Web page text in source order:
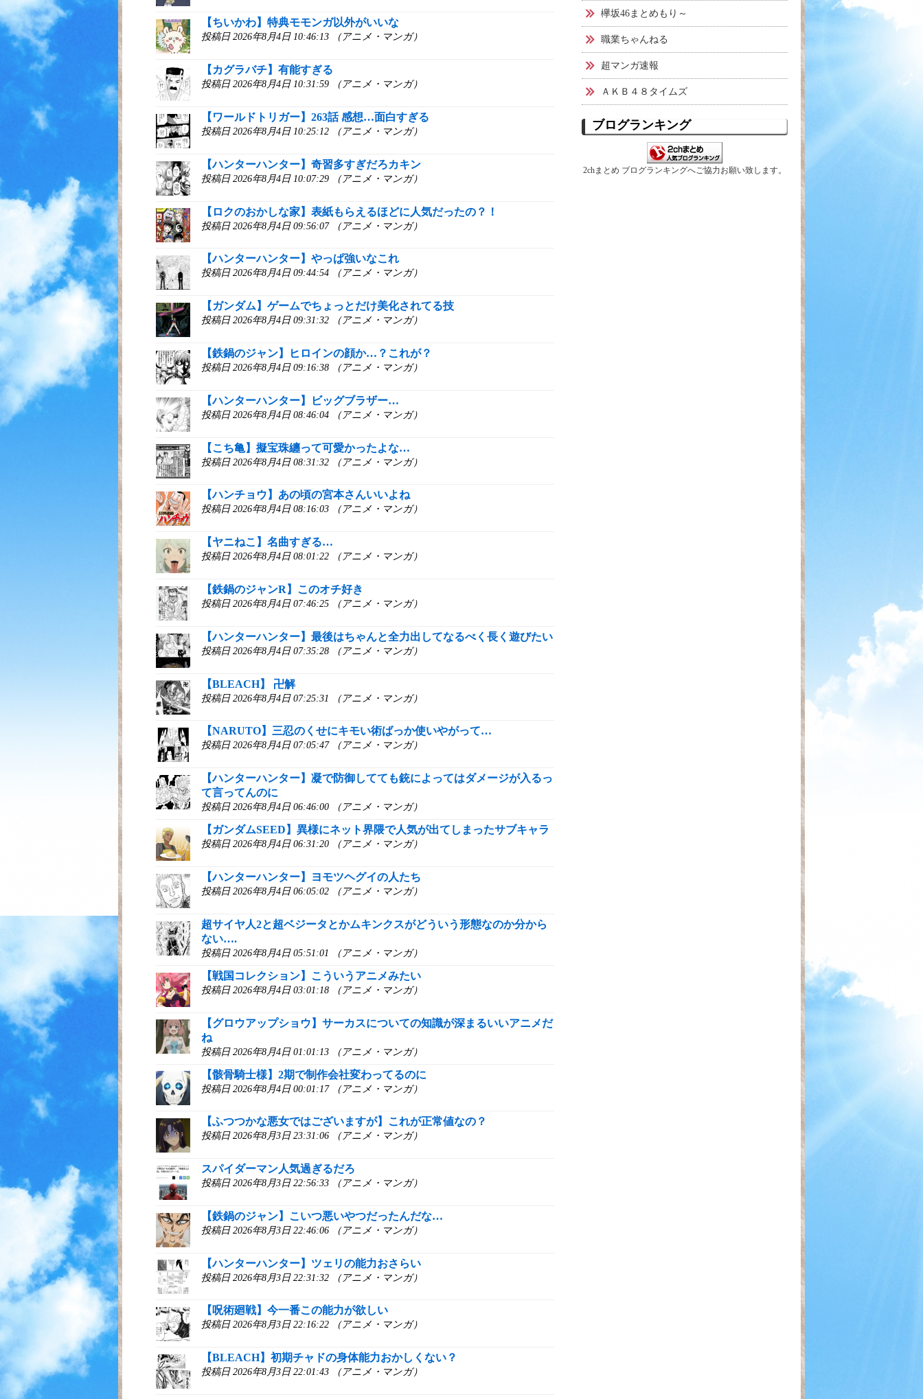
【ちいかわ】特典モモンガ以外がいいな
投稿日 2026年8月4日 10:46:13 （アニメ・マンガ）
【カグラバチ】有能すぎる
投稿日 2026年8月4日 10:31:59 （アニメ・マンガ）
【ワールドトリガー】263話 感想…面白すぎる
投稿日 2026年8月4日 10:25:12 （アニメ・マンガ）
【ハンターハンター】奇習多すぎだろカキン
投稿日 2026年8月4日 10:07:29 （アニメ・マンガ）
【ロクのおかしな家】表紙もらえるほどに人気だったの？！
投稿日 2026年8月4日 09:56:07 （アニメ・マンガ）
【ハンターハンター】やっぱ強いなこれ
投稿日 2026年8月4日 09:44:54 （アニメ・マンガ）
【ガンダム】ゲームでちょっとだけ美化されてる技
投稿日 2026年8月4日 09:31:32 （アニメ・マンガ）
【鉄鍋のジャン】ヒロインの顔か…？これが？
投稿日 2026年8月4日 09:16:38 （アニメ・マンガ）
【ハンターハンター】ビッグブラザー…
投稿日 2026年8月4日 08:46:04 （アニメ・マンガ）
【こち亀】擬宝珠纏って可愛かったよな…
投稿日 2026年8月4日 08:31:32 （アニメ・マンガ）
【ハンチョウ】あの頃の宮本さんいいよね
投稿日 2026年8月4日 08:16:03 （アニメ・マンガ）
【ヤニねこ】名曲すぎる…
投稿日 2026年8月4日 08:01:22 （アニメ・マンガ）
【鉄鍋のジャンR】このオチ好き
投稿日 2026年8月4日 07:46:25 （アニメ・マンガ）
【ハンターハンター】最後はちゃんと全力出してなるべく長く遊びたい
投稿日 2026年8月4日 07:35:28 （アニメ・マンガ）
【BLEACH】 卍解
投稿日 2026年8月4日 07:25:31 （アニメ・マンガ）
【NARUTO】三忍のくせにキモい術ばっか使いやがって…
投稿日 2026年8月4日 07:05:47 （アニメ・マンガ）
【ハンターハンター】凝で防御してても銃によってはダメージが入るっ
て言ってんのに
投稿日 2026年8月4日 06:46:00 （アニメ・マンガ）
【ガンダムSEED】異様にネット界隈で人気が出てしまったサブキャラ
投稿日 2026年8月4日 06:31:20 （アニメ・マンガ）
【ハンターハンター】ヨモツヘグイの人たち
投稿日 2026年8月4日 06:05:02 （アニメ・マンガ）
超サイヤ人2と超ベジータとかムキンクスがどういう形態なのか分から
ない….
投稿日 2026年8月4日 05:51:01 （アニメ・マンガ）
【戦国コレクション】こういうアニメみたい
投稿日 2026年8月4日 03:01:18 （アニメ・マンガ）
【グロウアップショウ】サーカスについての知識が深まるいいアニメだ
ね
投稿日 2026年8月4日 01:01:13 （アニメ・マンガ）
【骸骨騎士様】2期で制作会社変わってるのに
投稿日 2026年8月4日 00:01:17 （アニメ・マンガ）
【ふつつかな悪女ではございますが】これが正常値なの？
投稿日 2026年8月3日 23:31:06 （アニメ・マンガ）
スパイダーマン人気過ぎるだろ
投稿日 2026年8月3日 22:56:33 （アニメ・マンガ）
【鉄鍋のジャン】こいつ悪いやつだったんだな…
投稿日 2026年8月3日 22:46:06 （アニメ・マンガ）
【ハンターハンター】ツェリの能力おさらい
投稿日 2026年8月3日 22:31:32 （アニメ・マンガ）
【呪術廻戦】今一番この能力が欲しい
投稿日 2026年8月3日 22:16:22 （アニメ・マンガ）
【BLEACH】初期チャドの身体能力おかしくない？
投稿日 2026年8月3日 22:01:43 （アニメ・マンガ）
欅坂46まとめもり～
職業ちゃんねる
超マンガ速報
ＡＫＢ４８タイムズ
ブログランキング
2chまとめ ブログランキングへご協力お願い致します。